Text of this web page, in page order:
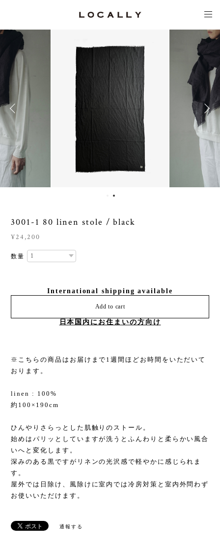
3001-1 80 linen stole / black
¥24,200
数量
International shipping available
Add to cart
日本国内にお住まいの方向け
※こちらの商品はお届けまで1週間ほどお時間をいただいて
おります。
linen : 100%
約100×190cm
ひんやりさらっとした肌触りのストール。
始めはパリッとしていますが洗うとふんわりと柔らかい風合
いへと変化します。
深みのある黒ですがリネンの光沢感で軽やかに感じられま
す。
屋外では日除け、風除けに室内では冷房対策と室内外問わず
お使いいただけます。
通報する